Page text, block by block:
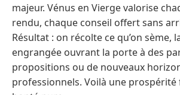
majeur. Vénus en Vierge valorise
rendu, chaque conseil offert sans
Résultat : on récolte ce qu’on sème,
engrangée ouvrant la porte à des
propositions ou de nouveaux
professionnels. Voilà une prospérité